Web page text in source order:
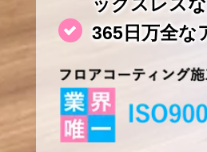
365日万全な